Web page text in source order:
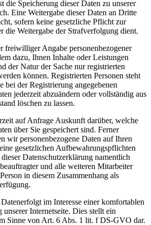
die Speicherung dieser Daten zu unserer
Eine Weitergabe dieser Daten an Dritte
sofern keine gesetzliche Pflicht zur
die Weitergabe der Strafverfolgung dient.
freiwilliger Angabe personenbezogener
dazu, Ihnen Inhalte oder Leistungen
der Natur der Sache nur registrierten
können. Registrierten Personen steht
der Registrierung angegebenen
jederzeit abzuändern oder vollständig aus
löschen zu lassen.
auf Anfrage Auskunft darüber, welche
über Sie gespeichert sind. Ferner
wir personenbezogene Daten auf Ihren
gesetzlichen Aufbewahrungspflichten
Datenschutzerklärung namentlich
und alle weiteren Mitarbeiter
in diesem Zusammenhang als
im Interesse einer komfortablen
Internetseite. Dies stellt ein
Sinne von Art. 6 Abs. 1 lit. f DS-GVO dar.